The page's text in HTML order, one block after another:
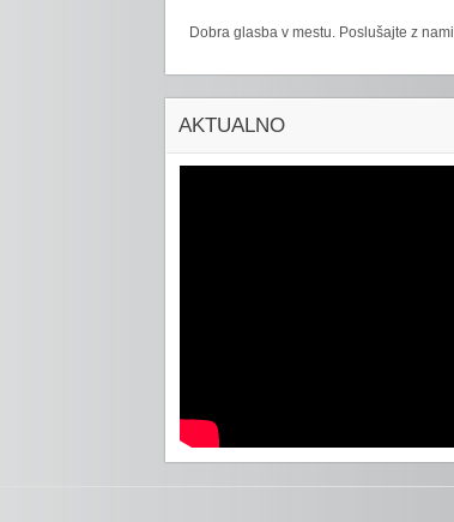
Dobra glasba v mestu. Poslušajte z nami
AKTUALNO